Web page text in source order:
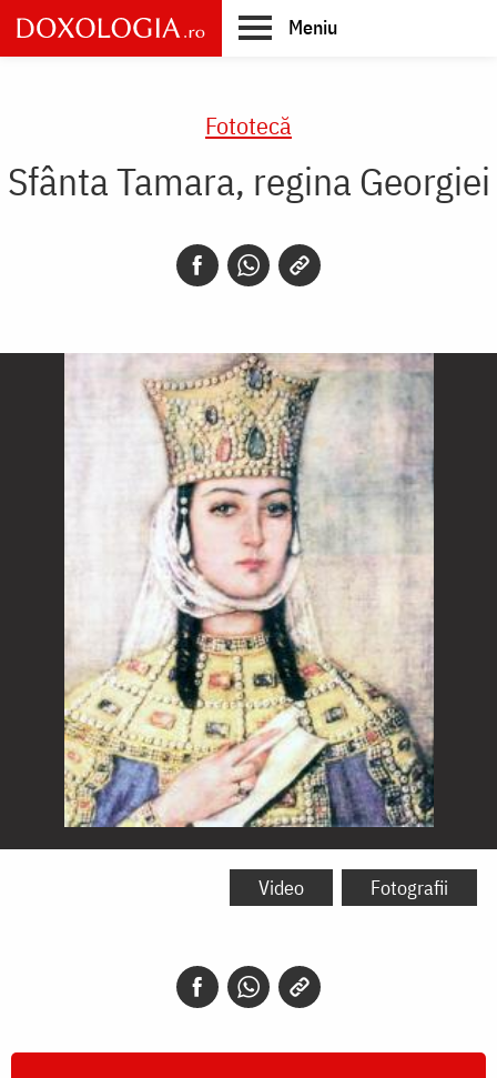
Skip
to
main
Meniu
Fototecă
Sfânta Tamara, regina Georgiei
Sfânta
Video Fotografii